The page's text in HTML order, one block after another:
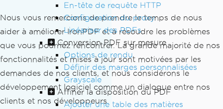
En-tête de requête HTTP
Configuration du proxy
Linéariser des PDFs
Conversion PDF sur mesure
Options de rendu
Définir des marges personnalisées
Grayscale
Affiner la disposition du PDF
Ajouter une table des matières
Nous vous remercions de prendre le temps de nous
aider à améliorer IronPDF et à résoudre les problèmes
que vous pourriez rencontrer. La grande majorité de nos
fonctionnalités et mises à jour sont motivées par les
demandes de nos clients, et nous considérons le
développement logiciel comme un dialogue entre nos
clients et nos développeurs.